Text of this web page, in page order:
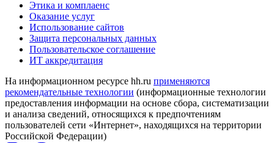
Этика и комплаенс
Оказание услуг
Использование сайтов
Защита персональных данных
Пользовательское соглашение
ИТ аккредитация
На информационном ресурсе hh.ru применяются
рекомендательные технологии (информационные технологии
предоставления информации на основе сбора, систематизации
и анализа сведений, относящихся к предпочтениям
пользователей сети «Интернет», находящихся на территории
Российской Федерации)